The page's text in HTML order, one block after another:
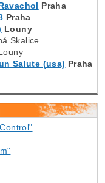
Praha
Praha
Louny
Skalice
Salute (usa) Praha